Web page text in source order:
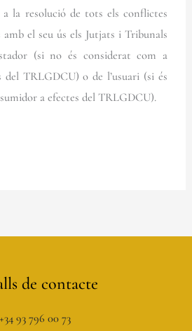
la resolució de tots els conflictes
el seu ús els Jutjats i Tribunals
(si no és considerat com a
del TRLGDCU) o de l’usuari (si és
a efectes del TRLGDCU).
de contacte
+34 93 796 00 73